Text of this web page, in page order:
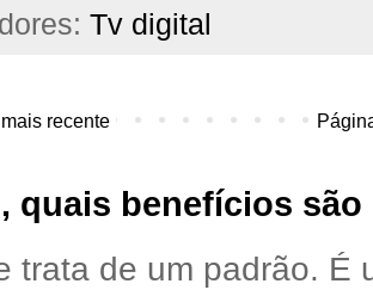
Tv digital
recente
quais benefícios
trata de um padrão. É